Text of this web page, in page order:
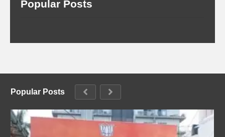
Popular Posts
Popular Posts